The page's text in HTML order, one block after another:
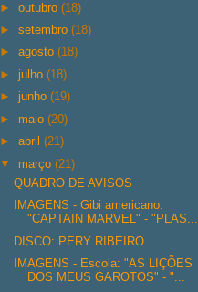
►outubro(18)
►setembro(18)
►agosto(18)
►julho(18)
►junho(19)
► maio(20)
►abril(21)
▼ março(21)
QUADRO DE AVISOS
IMAGENS - Gibi americano:
"CAPTAIN MARVEL" - "PLAS...
DISCO: PERY RIBEIRO
IMAGENS - Escola: "AS LIÇÕES
DOS MEUS GAROTOS" - "...